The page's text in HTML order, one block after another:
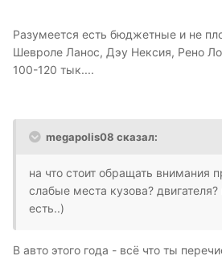
Разумеется есть бюджетные и не
Шевроле Ланос, Дэу Нексия, Рено
100-120 тык....
megapolis08 сказал:
на что стоит обращать внимания
слабые места кузова?
есть..)
В авто этого года - всё что ты